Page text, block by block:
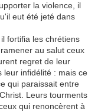
la violence, il
eut été jeté dans
fortifia les chrétiens
au salut ceux
regret de leur
leur infidélité : mais ce
qui paraissait entre
Leurs tourments
qui renoncèrent à